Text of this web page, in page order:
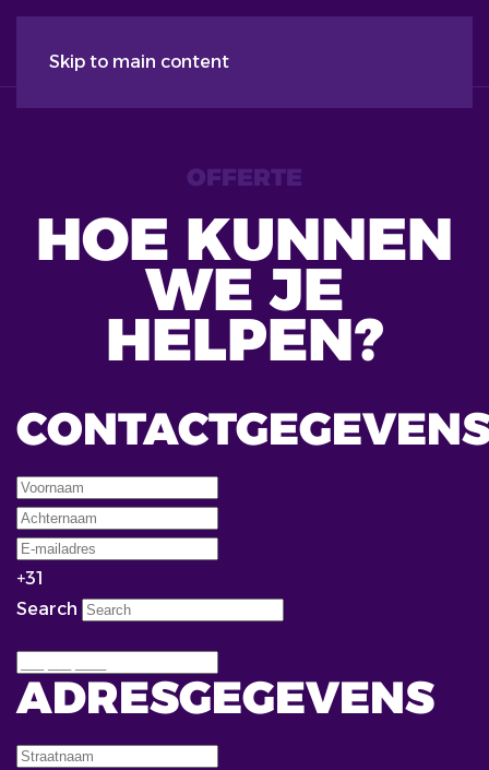
Skip to main content
OFFERTE
HOE KUNNEN
WE JE
HELPEN?
+31
Search
ADRESGEGEVENS